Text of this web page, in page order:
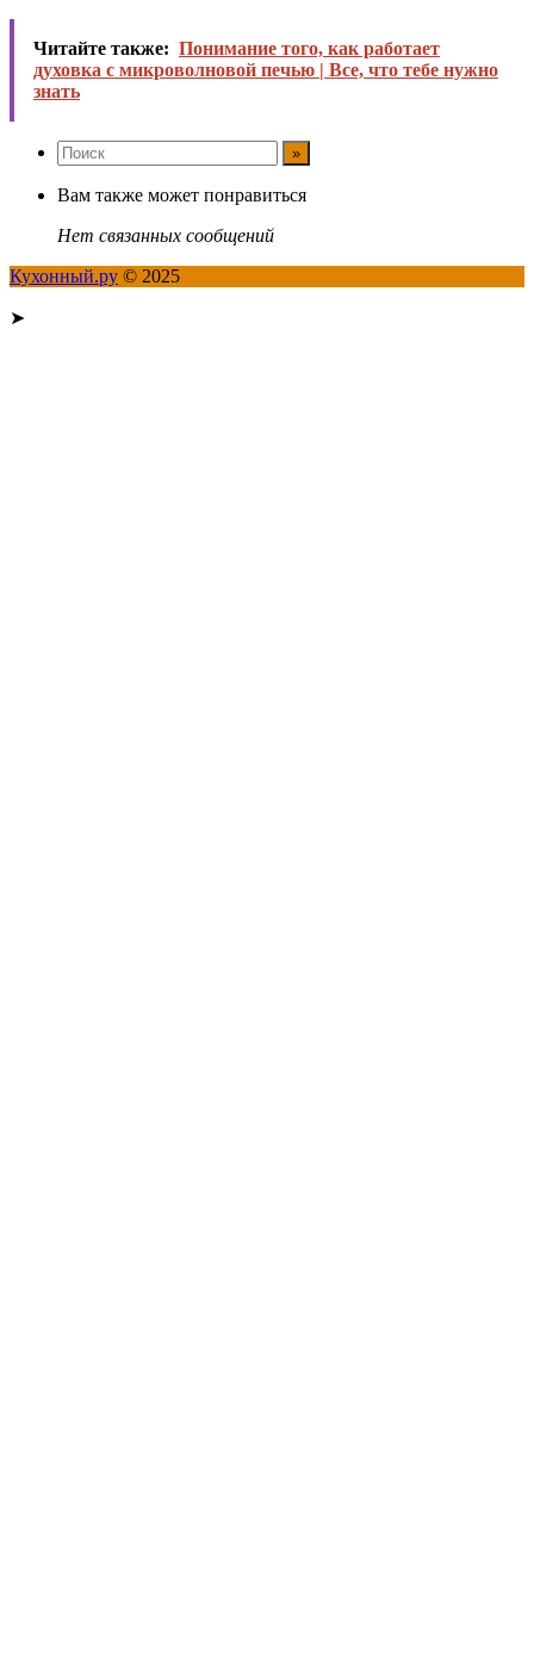
Читайте также: Понимание того, как работает
духовка с микроволновой печью | Все, что тебе нужно
знать
Вам также может понравиться
Нет связанных сообщений
Кухонный.ру © 2025
➤